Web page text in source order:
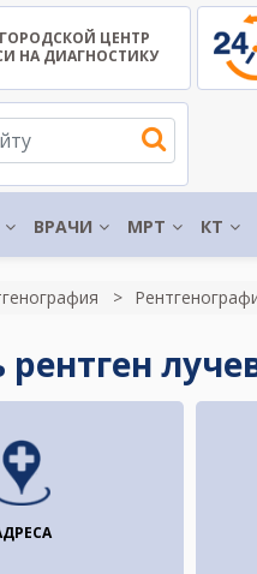
ЦЕНТР
НА ДИАГНОСТИКУ
ВРАЧИ МРТ КТ
рентген